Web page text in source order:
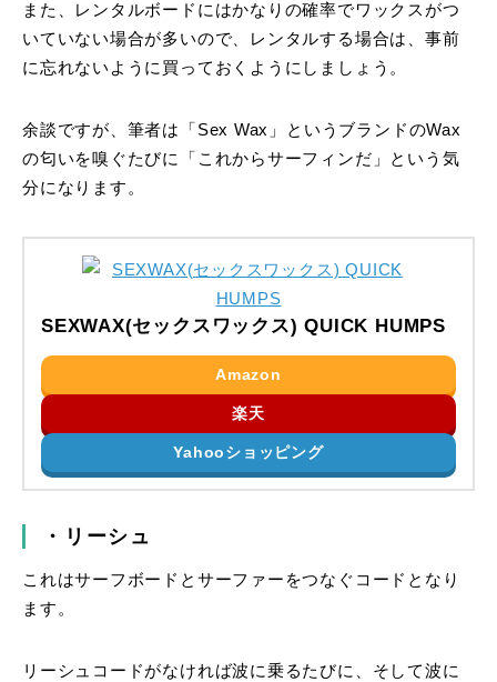
また、レンタルボードにはかなりの確率でワックスがつ
いていない場合が多いので、レンタルする場合は、事前
に忘れないように買っておくようにしましょう。
余談ですが、筆者は「Sex Wax」というブランドのWax
の匂いを嗅ぐたびに「これからサーフィンだ」という気
分になります。
SEXWAX(セックスワックス) QUICK HUMPS
Amazon
楽天
Yahooショッピング
・リーシュ
これはサーフボードとサーファーをつなぐコードとなり
ます。
リーシュコードがなければ波に乗るたびに、そして波に